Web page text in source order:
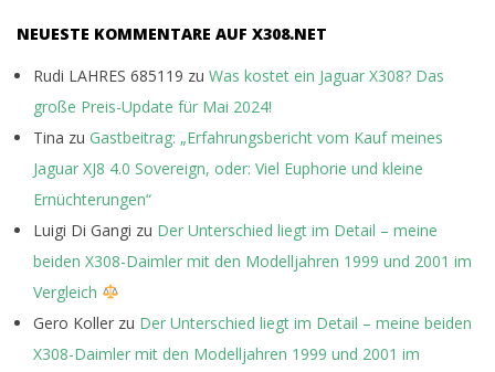
NEUESTE KOMMENTARE AUF X308.NET
Rudi LAHRES 685119 zu Was kostet ein Jaguar X308? Das
große Preis-Update für Mai 2024!
Tina zu Gastbeitrag: „Erfahrungsbericht vom Kauf meines
Jaguar XJ8 4.0 Sovereign, oder: Viel Euphorie und kleine
Ernüchterungen“
Luigi Di Gangi zu Der Unterschied liegt im Detail – meine
beiden X308-Daimler mit den Modelljahren 1999 und 2001 im
Vergleich
Gero Koller zu Der Unterschied liegt im Detail – meine beiden
X308-Daimler mit den Modelljahren 1999 und 2001 im